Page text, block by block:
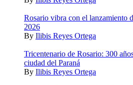
Rosario vibra con el lanzamiento
2026
By Ilibis Reyes Ortega
Tricentenario de Rosario: 300
ciudad del Paraná
By Ilibis Reyes Ortega